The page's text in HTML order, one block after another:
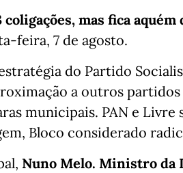
coligações, mas fica
feira, 7 de agosto.
do Partido
a outros
municipais. PAN e
Bloco considerado
Nuno Melo. Ministro da